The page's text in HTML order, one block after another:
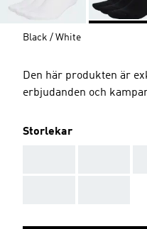
Black / White
Den här produkten är
erbjudanden och
Storlekar